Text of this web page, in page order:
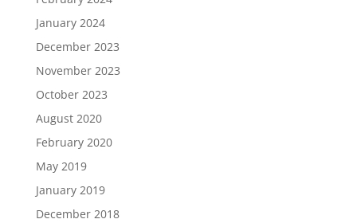
January 2024
December 2023
November 2023
October 2023
August 2020
February 2020
May 2019
January 2019
December 2018